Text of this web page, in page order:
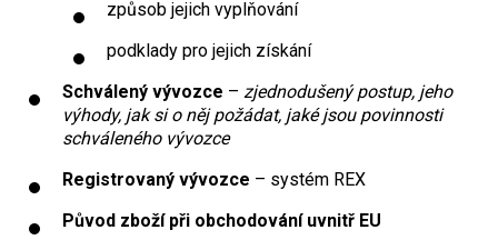
způsob jejich vyplňování
podklady pro jejich získání
Schválený vývozce – zjednodušený postup, jeho
výhody, jak si o něj požádat, jaké jsou povinnosti
schváleného vývozce
Registrovaný vývozce – systém REX
Původ zboží při obchodování uvnitř EU